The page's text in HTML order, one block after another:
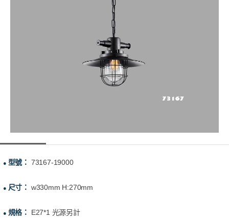
● 型號： 73167-19000
● 尺寸： w330mm H:270mm
● 規格： E27*1 光源另計